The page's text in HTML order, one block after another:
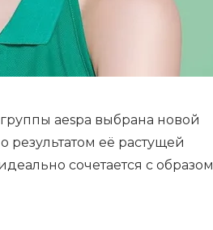
aespa выбрана новой
результатом её растущей
сочетается с образом